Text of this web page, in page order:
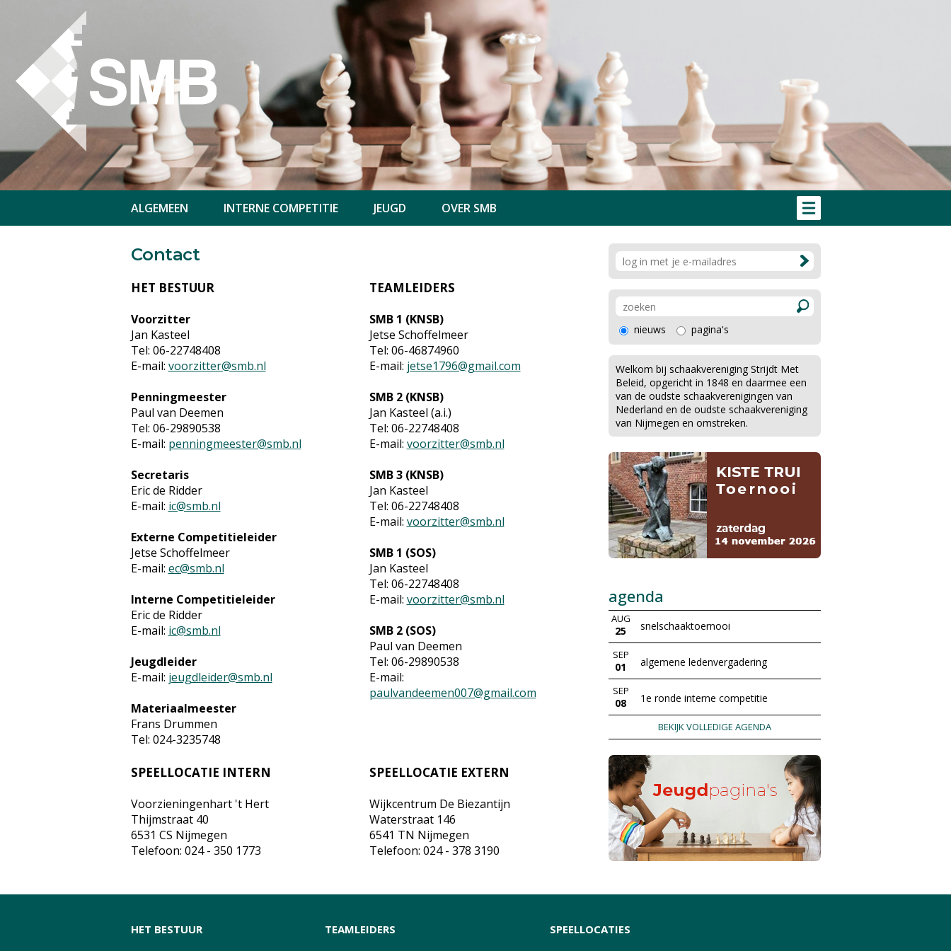
Contact
HET BESTUUR
Voorzitter
Jan Kasteel
Tel: 06-22748408
E-mail: voorzitter@smb.nl
Penningmeester
Paul van Deemen
Tel: 06-29890538
E-mail: penningmeester@smb.nl
Secretaris
Eric de Ridder
E-mail: ic@smb.nl
Externe Competitieleider
Jetse Schoffelmeer
E-mail: ec@smb.nl
Interne Competitieleider
Eric de Ridder
E-mail: ic@smb.nl
Jeugdleider
E-mail: jeugdleider@smb.nl
Materiaalmeester
Frans Drummen
Tel: 024-3235748
TEAMLEIDERS
SMB 1 (KNSB)
Jetse Schoffelmeer
Tel: 06-46874960
E-mail: jetse1796@gmail.com
SMB 2 (KNSB)
Jan Kasteel (a.i.)
Tel: 06-22748408
E-mail: voorzitter@smb.nl
SMB 3 (KNSB)
Jan Kasteel
Tel: 06-22748408
E-mail: voorzitter@smb.nl
SMB 1 (SOS)
Jan Kasteel
Tel: 06-22748408
E-mail: voorzitter@smb.nl
SMB 2 (SOS)
Paul van Deemen
Tel: 06-29890538
E-mail:
paulvandeemen007@gmail.com
SPEELLOCATIE INTERN
Voorzieningenhart 't Hert
Thijmstraat 40
6531 CS Nijmegen
Telefoon: 024 - 350 1773
SPEELLOCATIE EXTERN
Wijkcentrum De Biezantijn
Waterstraat 146
6541 TN Nijmegen
Telefoon: 024 - 378 3190
nieuws pagina's
Welkom bij schaakvereniging Strijdt Met
Beleid, opgericht in 1848 en daarmee een
van de oudste schaakverenigingen van
Nederland en de oudste schaakvereniging
van Nijmegen en omstreken.
agenda
AUG
25 snelschaaktoernooi
SEP
01 algemene ledenvergadering
SEP
08 1e ronde interne competitie
BEKIJK VOLLEDIGE AGENDA
HET BESTUUR
TEAMLEIDERS
SPEELLOCATIES
ALGEMEEN INTERNE COMPETITIE JEUGD OVER SMB